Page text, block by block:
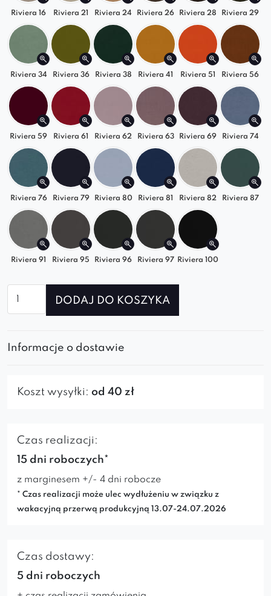
sprawia, że jest idealnym wyborem dla tych,
godzin siedzenia.
Mebel jest
dostępny w różnych rodzajach
materiałów tapicerskich, co pozwala
dopasować go do indywidualnych
preferencji estetycznych.
Metalowe nogi
krzyżujące się ze sobą
tworząunikalny inietypowywygląd, który
przyciąga uwagę i staje się centralnym
punktem w jadalni lub salonie.
Riviera 16 Riviera 21 Riviera 24 Riviera 26 Riviera 28 Riviera 29
Riviera 34 Riviera 36 Riviera 38 Riviera 41 Riviera 51 Riviera 56
Riviera 59 Riviera 61 Riviera 62 Riviera 63 Riviera 69 Riviera 74
Riviera 76 Riviera 79 Riviera 80 Riviera 81 Riviera 82 Riviera 87
Riviera 91 Riviera 95 Riviera 96 Riviera 97 Riviera 100
Fotel
DODAJ DO KOSZYKA
Informacje o dostawie
Koszt wysyłki: od 40 zł
Czas realizacji:
15 dni roboczych*
z marginesem +/- 4 dni robocze
* Czas realizacji może ulec wydłużeniu w związku z
wakacyjną przerwą produkcyjną 13.07-24.07.2026
Czas dostawy:
5 dni roboczych